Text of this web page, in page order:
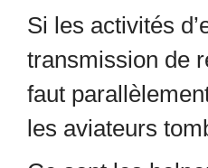
Si les activités
transmission de
faut
les aviateurs